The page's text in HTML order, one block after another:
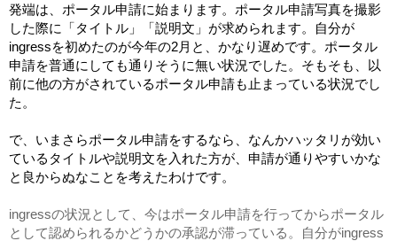
発端は、ポータル申請に始まります。ポータル申請写真を撮影
した際に「タイトル」「説明文」が求められます。自分が
ingressを初めたのが今年の2月と、かなり遅めです。ポータル
申請を普通にしても通りそうに無い状況でした。そもそも、以
前に他の方がされているポータル申請も止まっている状況でし
た。
で、いまさらポータル申請をするなら、なんかハッタリが効い
ているタイトルや説明文を入れた方が、申請が通りやすいかな
と良からぬなことを考えたわけです。
ingressの状況として、今はポータル申請を行ってからポータル
として認められるかどうかの承認が滞っている。自分がingress